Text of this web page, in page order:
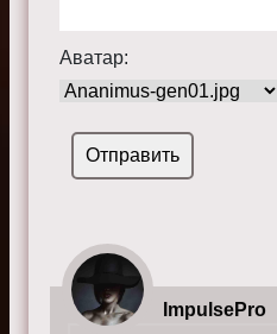
Аватар:
ImpulsePro